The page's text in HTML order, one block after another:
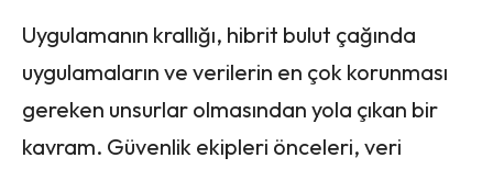
Uygulamanın krallığı, hibrit bulut çağında
uygulamaların ve verilerin en çok korunması
gereken unsurlar olmasından yola çıkan bir
kavram. Güvenlik ekipleri önceleri, veri